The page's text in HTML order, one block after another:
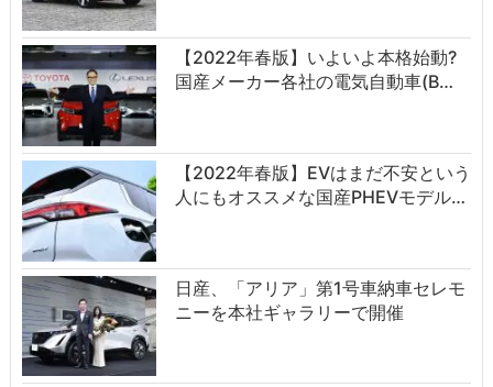
【2022年春版】いよいよ本格始動?
国産メーカー各社の電気自動車(B…
【2022年春版】EVはまだ不安という
人にもオススメな国産PHEVモデル…
日産、「アリア」第1号車納車セレモ
ニーを本社ギャラリーで開催